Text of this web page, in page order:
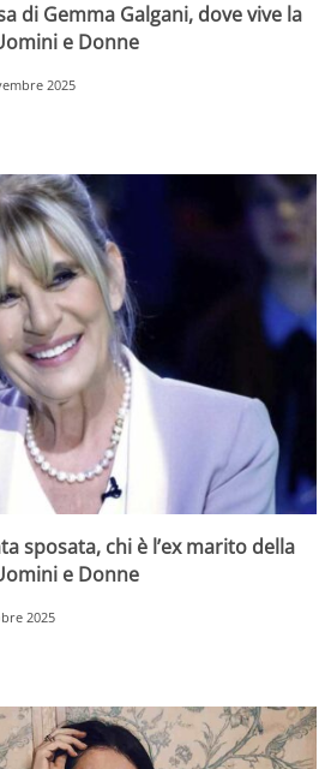
di Gemma Galgani, dove vive la
e Donne
2025
sposata, chi è l’ex marito della
e Donne
2025